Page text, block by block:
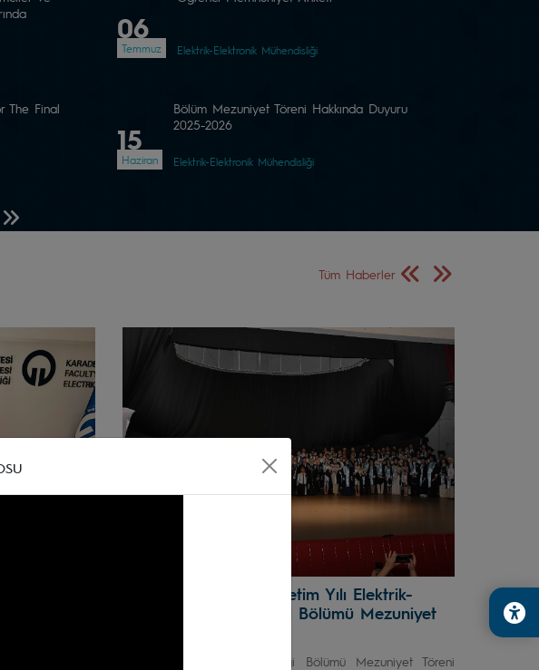
06
Temmuz Elektrik-Elektronik Mühendisliği
The Final
15
Haziran
Bölüm Mezuniyet Töreni Hakkında Duyuru
2025-2026
Elektrik-Elektronik Mühendisliği
Sonraki Sayfa
Tüm Haberler
Önceki Sayfa
Sonraki Sayfa
2025-2026 Eğitim-Öğretim Yılı Elektrik-
Elektronik Mühendisliği Bölümü Mezuniyet
Elektrik-Elektronik Mühendisliği Bölümü Mezuniyet Töreni